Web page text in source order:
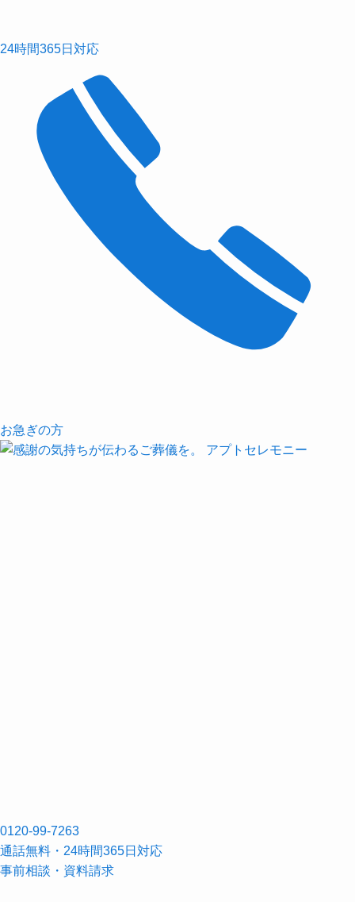
24時間365日対応
お急ぎの方
0120-99-7263
通話無料・ 24時間365日対応
事前相談・資料請求